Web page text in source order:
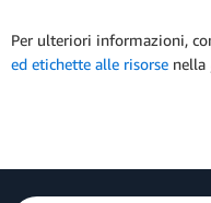
Per ulteriori informazioni,
ed etichette alle risorse nella